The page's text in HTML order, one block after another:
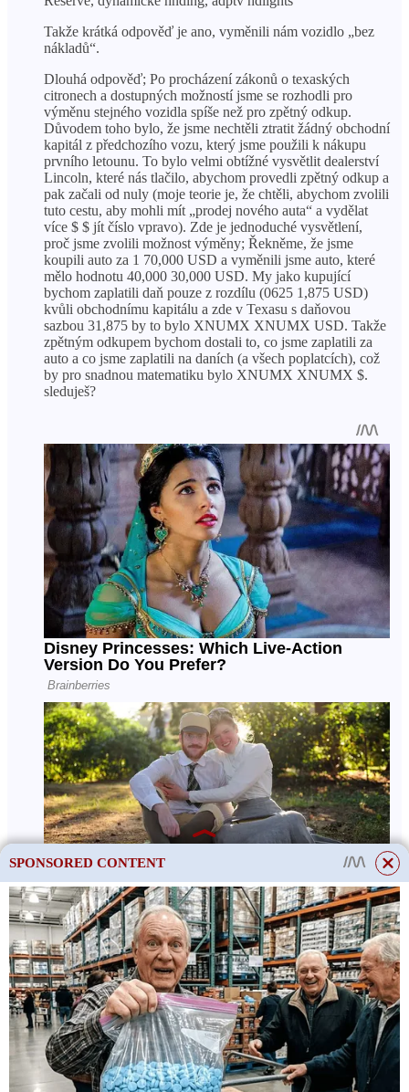
Takže krátká odpověď je ano, vyměnili nám vozidlo „bez
nákladů“.
Dlouhá odpověď; Po procházení zákonů o texaských
citronech a dostupných možností jsme se rozhodli pro
výměnu stejného vozidla spíše než pro zpětný odkup.
Důvodem toho bylo, že jsme nechtěli ztratit žádný obchodní
kapitál z předchozího vozu, který jsme použili k nákupu
prvního letounu. To bylo velmi obtížné vysvětlit dealerství
Lincoln, které nás tlačilo, abychom provedli zpětný odkup a
pak začali od nuly (moje teorie je, že chtěli, abychom zvolili
tuto cestu, aby mohli mít „prodej nového auta“ a vydělat
více $ $ jít číslo vpravo). Zde je jednoduché vysvětlení,
proč jsme zvolili možnost výměny; Řekněme, že jsme
koupili auto za 1 70,000 USD a vyměnili jsme auto, které
mělo hodnotu 40,000 30,000 USD. My jako kupující
bychom zaplatili daň pouze z rozdílu (0625 1,875 USD)
kvůli obchodnímu kapitálu a zde v Texasu s daňovou
sazbou 31,875 by to bylo XNUMX XNUMX USD. Takže
zpětným odkupem bychom dostali to, co jsme zaplatili za
auto a co jsme zaplatili na daních (a všech poplatcích), což
by pro snadnou matematiku bylo XNUMX XNUMX $.
sleduješ?
SPONSORED CONTENT